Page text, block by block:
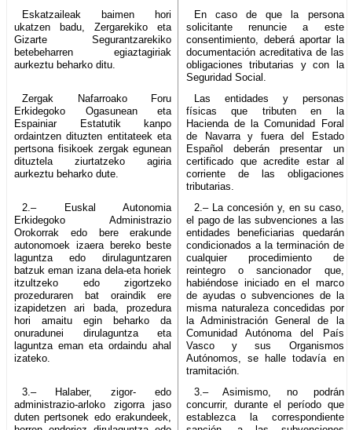
Eskatzaileak baimen hori
ukatzen badu, Zergarekiko eta
Gizarte Segurantzarekiko
betebeharren egiaztagiriak
aurkeztu beharko ditu.
En caso de que la persona
solicitante renuncie a este
consentimiento, deberá aportar la
documentación acreditativa de las
obligaciones tributarias y con la
Seguridad Social.
Zergak Nafarroako Foru
Erkidegoko Ogasunean eta
Espainiar Estatutik kanpo
ordaintzen dituzten entitateek eta
pertsona fisikoek zergak egunean
dituztela ziurtatzeko agiria
aurkeztu beharko dute.
Las entidades y personas
físicas que tributen en la
Hacienda de la Comunidad Foral
de Navarra y fuera del Estado
Español deberán presentar un
certificado que acredite estar al
corriente de las obligaciones
tributarias.
2.– Euskal Autonomia
Erkidegoko Administrazio
Orokorrak edo bere erakunde
autonomoek izaera bereko beste
laguntza edo dirulaguntzaren
batzuk eman izana dela-eta horiek
itzultzeko edo zigortzeko
prozeduraren bat oraindik ere
izapidetzen ari bada, prozedura
hori amaitu egin beharko da
onuradunei dirulaguntza eta
laguntza eman eta ordaindu ahal
izateko.
2.– La concesión y, en su caso,
el pago de las subvenciones a las
entidades beneficiarias quedarán
condicionados a la terminación de
cualquier procedimiento de
reintegro o sancionador que,
habiéndose iniciado en el marco
de ayudas o subvenciones de la
misma naturaleza concedidas por
la Administración General de la
Comunidad Autónoma del País
Vasco y sus Organismos
Autónomos, se halle todavía en
tramitación.
3.– Halaber, zigor- edo
administrazio-arloko zigorra jaso
duten pertsonek edo erakundeek,
3.– Asimismo, no podrán
concurrir, durante el período que
establezca la correspondiente